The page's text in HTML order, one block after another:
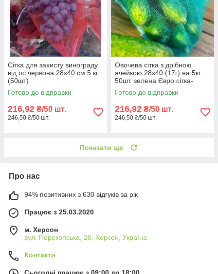
Сітка для захисту винограду
від ос червона 28х40 см 5 кг
(50шт)
Готово до відправки
216,92 ₴/50 шт.
246,50 ₴/50 шт.
Овочева сітка з дрібною
ячейкою 28х40 (17г) на 5кг.
50шт. зелена Євро сітка-
мішок для овочів.
Готово до відправки
216,92 ₴/50 шт.
246,50 ₴/50 шт.
Показати ще
Про нас
94% позитивних з 630 відгуків за рік
Працює з 25.03.2020
м. Херсон
вул. Перекопська, 20, Херсон, Україна
Контакти